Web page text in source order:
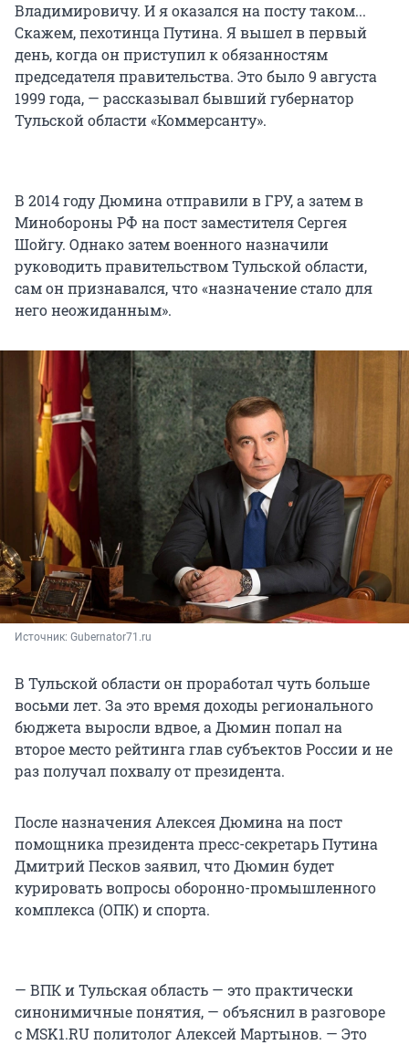
Владимировичу. И я оказался на посту таком...
Скажем, пехотинца Путина. Я вышел в первый
день, когда он приступил к обязанностям
председателя правительства. Это было 9 августа
1999 года, — рассказывал бывший губернатор
Тульской области «Коммерсанту».
В 2014 году Дюмина отправили в ГРУ, а затем в
Минобороны РФ на пост заместителя Сергея
Шойгу. Однако затем военного назначили
руководить правительством Тульской области,
сам он признавался, что «назначение стало для
него неожиданным».
Источник: Gubernator71.ru
В Тульской области он проработал чуть больше
восьми лет. За это время доходы регионального
бюджета выросли вдвое, а Дюмин попал на
второе место рейтинга глав субъектов России и не
раз получал похвалу от президента.
После назначения Алексея Дюмина на пост
помощника президента пресс-секретарь Путина
Дмитрий Песков заявил, что Дюмин будет
курировать вопросы оборонно-промышленного
комплекса (ОПК) и спорта.
— ВПК и Тульская область — это практически
синонимичные понятия, — объяснил в разговоре
с MSK1.RU политолог Алексей Мартынов. — Это